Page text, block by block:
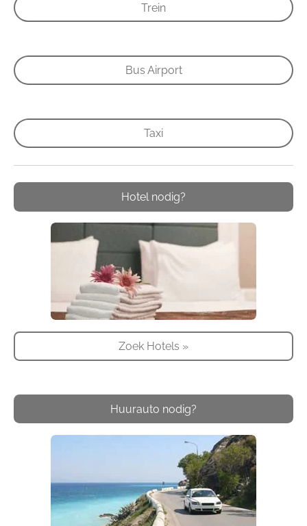
Trein
Bus Airport
Taxi
Hotel nodig?
Zoek Hotels »
Huurauto nodig?